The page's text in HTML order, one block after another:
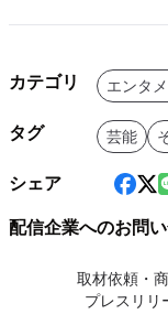
カテゴリ エンタ
タグ 芸能
シェア
配信企業へのお問
取材依頼・
プレスリリ